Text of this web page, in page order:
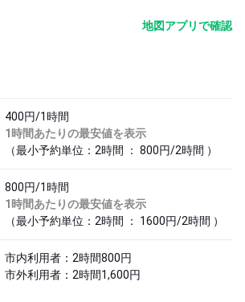
地図アプリで確認
400円/1時間
1時間あたりの最安値を表示
（最小予約単位：2時間 ： 800円/2時間 ）
800円/1時間
1時間あたりの最安値を表示
（最小予約単位：2時間 ： 1600円/2時間 ）
市内利用者：2時間800円
市外利用者：2時間1,600円